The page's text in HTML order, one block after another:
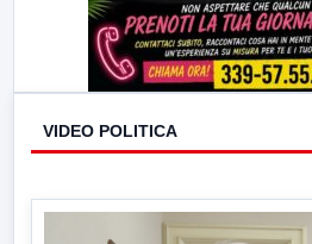
VIDEO POLITICA